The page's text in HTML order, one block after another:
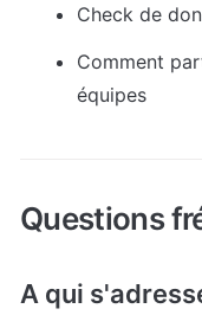
Check de
Comment
équipes
Questions
A qui